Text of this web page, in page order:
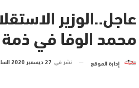
عاجل..الوزير
محمد الوفا في ذمة
إدارة الموقع نشر في 27 ديسمبر 2020 الساعة 10 و 51 دقيقة